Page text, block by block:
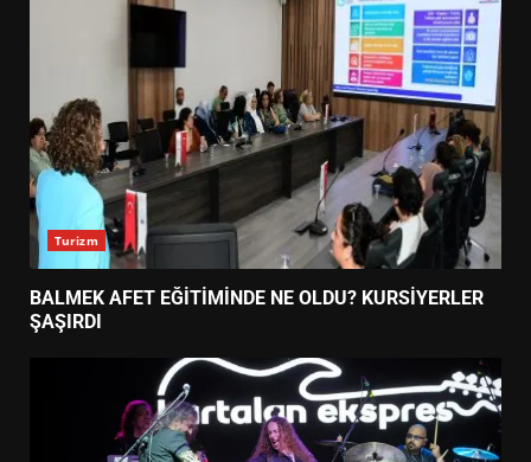
Turizm
BALMEK AFET EĞİTİMİNDE NE OLDU? KURSİYERLER
ŞAŞIRDI